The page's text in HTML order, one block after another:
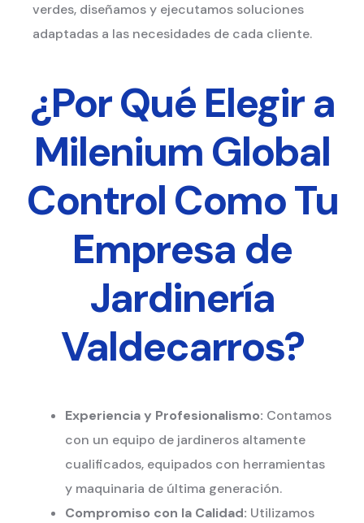
verdes, diseñamos y ejecutamos soluciones
adaptadas a las necesidades de cada cliente.
¿Por Qué Elegir a
Milenium Global
Control Como Tu
Empresa de
Jardinería
Valdecarros?
Experiencia y Profesionalismo: Contamos
con un equipo de jardineros altamente
cualificados, equipados con herramientas
y maquinaria de última generación.
Compromiso con la Calidad: Utilizamos